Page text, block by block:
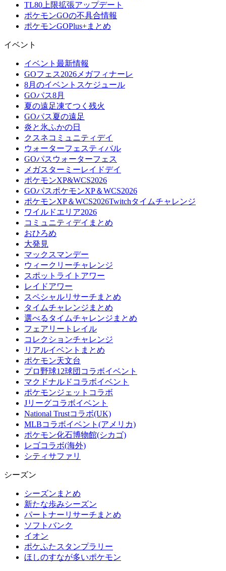
TL80上限拡張アップデート
ポケモンGOの不具合情報
ポケモンGOPlus+まとめ
イベント
イベント最新情報
GOフェス2026メガフィナーレ
8月のイベントスケジュール
GOパス8月
夏の遠足凍てつく残火
GOパス夏の遠足
炎と氷ふかの日
クスネコミュニティデイ
ウォーターフェスティバル
GOパスウォーターフェス
メガスターミーレイドデイ
ポケモンXP&WCS2026
GOパスポケモンXP＆WCS2026
ポケモンXP＆WCS2026Twitchタイムチャレンジ
ワイルドエリア2026
コミュニティデイまとめ
おひろめ
大発見
マックスマンデー
ウィークリーチャレンジ
スポットライトアワー
レイドアワー
スペシャルリサーチまとめ
タイムチャレンジまとめ
選べるタイムチャレンジまとめ
フェアリートレイル
コレクションチャレンジ
リアルイベントまとめ
ポケモン天文台
プロ野球12球団コラボイベント
マクドナルドコラボイベント
ポケモンジェットコラボ
Jリーグコラボイベント
National Trustコラボ(UK)
MLBコラボイベント(アメリカ)
ポケモン化石博物館(シカゴ)
レゴコラボ(海外)
シティサファリ
シーズン
シーズンまとめ
新たな歩みシーズン
パートナーリサーチまとめ
ソフトバンク
イオン
ポケふたスタンプラリー
ほしのすなが多いポケモン